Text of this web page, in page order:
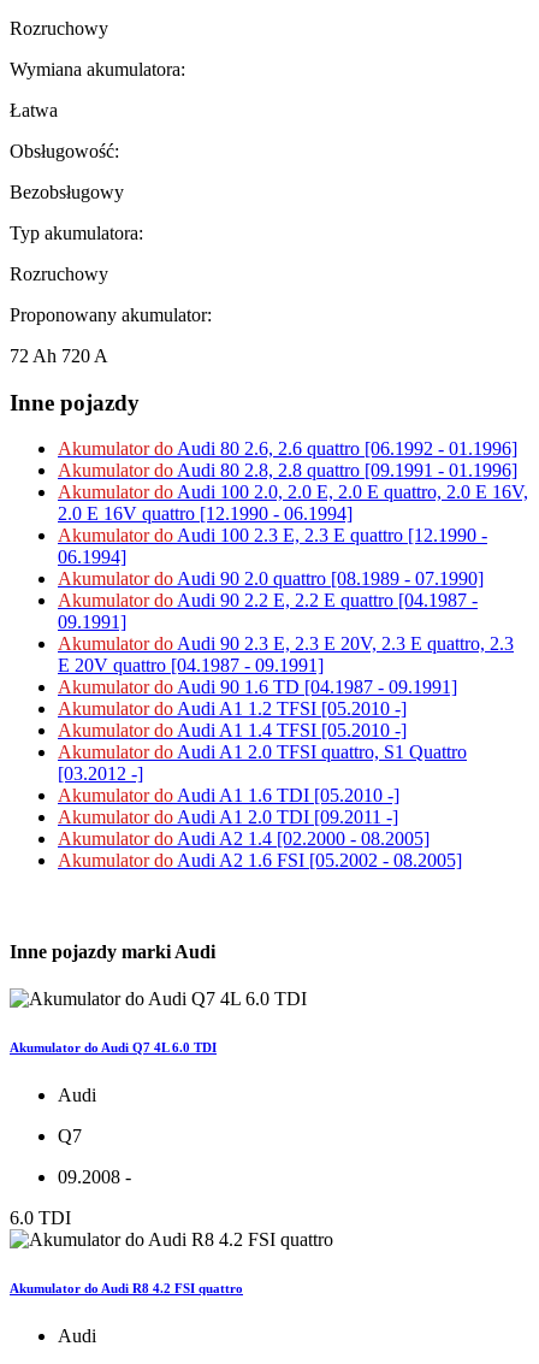
Rozruchowy
Wymiana akumulatora:
Łatwa
Obsługowość:
Bezobsługowy
Typ akumulatora:
Rozruchowy
Proponowany akumulator:
72 Ah 720 A
Inne pojazdy
Akumulator doAudi 80 2.6, 2.6 quattro [06.1992 - 01.1996]
Akumulator doAudi 80 2.8, 2.8 quattro [09.1991 - 01.1996]
Akumulator doAudi 100 2.0, 2.0 E, 2.0 E quattro, 2.0 E 16V,
2.0 E 16V quattro [12.1990 - 06.1994]
Akumulator doAudi 100 2.3 E, 2.3 E quattro [12.1990 -
06.1994]
Akumulator doAudi 90 2.0 quattro [08.1989 - 07.1990]
Akumulator doAudi 90 2.2 E, 2.2 E quattro [04.1987 -
09.1991]
Akumulator doAudi 90 2.3 E, 2.3 E 20V, 2.3 E quattro, 2.3
E 20V quattro [04.1987 - 09.1991]
Akumulator doAudi 90 1.6 TD [04.1987 - 09.1991]
Akumulator doAudi A1 1.2 TFSI [05.2010 -]
Akumulator doAudi A1 1.4 TFSI [05.2010 -]
Akumulator doAudi A1 2.0 TFSI quattro, S1 Quattro
[03.2012 -]
Akumulator doAudi A1 1.6 TDI [05.2010 -]
Akumulator doAudi A1 2.0 TDI [09.2011 -]
Akumulator doAudi A2 1.4 [02.2000 - 08.2005]
Akumulator doAudi A2 1.6 FSI [05.2002 - 08.2005]
Inne pojazdy marki Audi
Akumulator do Audi Q7 4L 6.0 TDI
Audi
Q7
09.2008 -
6.0 TDI
Akumulator do Audi R8 4.2 FSI quattro
Audi